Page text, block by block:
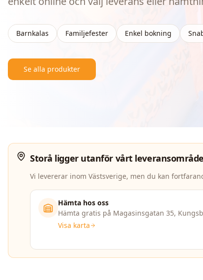
Barnkalas Familjefester Enkel bokning
Se alla produkter
Storå ligger utanför vårt leveransområde
Vi levererar inom Västsverige, men du kan
Hämta hos oss
Hämta gratis på Magasinsgatan 35,
Visa karta